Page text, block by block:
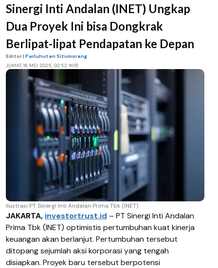
Sinergi Inti Andalan (INET) Ungkap
Dua Proyek Ini bisa Dongkrak
Berlipat-lipat Pendapatan ke Depan
Editor | Parluhutan Situmorang
JUMAT, 16 MEI 2025, 02.52 WIB
Ilustrasi PT Sinergi Inti Andalan Prima Tbk (INET)
JAKARTA, investortrust.id – PT Sinergi Inti Andalan
Prima Tbk (INET) optimistis pertumbuhan kuat kinerja
keuangan akan berlanjut. Pertumbuhan tersebut
ditopang sejumlah aksi korporasi yang tengah
disiapkan. Proyek baru tersebut berpotensi